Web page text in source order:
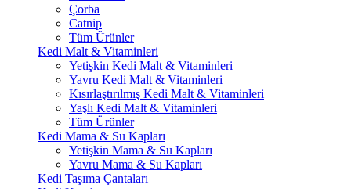
Çorba
Catnip
Tüm Ürünler
Kedi Malt & Vitaminleri
Yetişkin Kedi Malt & Vitaminleri
Yavru Kedi Malt & Vitaminleri
Kısırlaştırılmış Kedi Malt & Vitaminleri
Yaşlı Kedi Malt & Vitaminleri
Tüm Ürünler
Kedi Mama & Su Kapları
Yetişkin Mama & Su Kapları
Yavru Mama & Su Kapları
Kedi Taşıma Çantaları